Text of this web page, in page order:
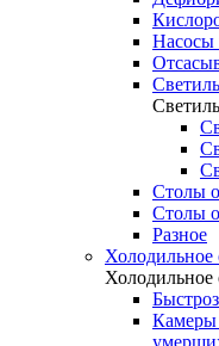
Столы
Столы
Разное
Холодильное
Холодильное
Камеры